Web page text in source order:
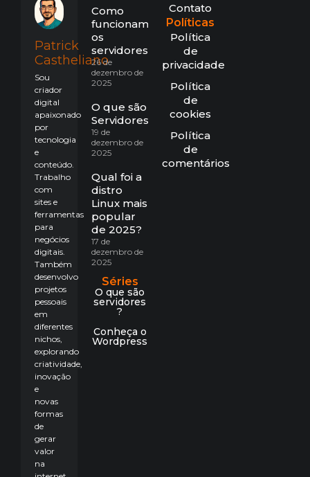
Patrick
Castheliano
Sou
criador
digital
apaixonado
por
tecnologia
e
conteúdo.
Trabalho
com
sites e
ferramentas
para
negócios
digitais.
Também
desenvolvo
projetos
pessoais
em
diferentes
nichos,
explorando
criatividade,
inovação
e
novas
formas
de
gerar
valor
na
Como
funcionam
os
servidores?
26 de
dezembro de
2025
O que são
Servidores?
19 de
dezembro de
2025
Qual foi a
distro
Linux mais
popular
de 2025?
17 de
dezembro de
2025
Séries
O que são
servidores
?
Conheça o
Wordpress
Contato
Políticas
Política
de
privacidade
Política
de
cookies
Política
de
comentários